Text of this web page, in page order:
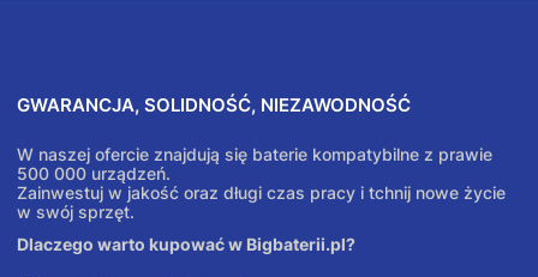
GWARANCJA, SOLIDNOŚĆ, NIEZAWODNOŚĆ
W naszej ofercie znajdują się baterie kompatybilne z prawie
500 000 urządzeń.
Zainwestuj w jakość oraz długi czas pracy i tchnij nowe życie
w swój sprzęt.
Dlaczego warto kupować w Bigbaterii.pl?